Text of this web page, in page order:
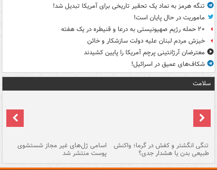
تنگه هرمز به نماد یک تحقیر تاریخی برای آمریکا تبدیل شد!
ماموریت در حال پایان است!
۲۰ حمله رژیم صهیونیستی به درعا و قنیطره در یک هفته
خیزش مردم لبنان علیه دولت سازشکار و خائن
معترضان آرژانتینی پرچم آمریکا را پایین کشیدند
شکاف‌های عمیق در اسرائیل!
سلامت
تنگی انگشتر و کفش در گرما؛ واکنش
طبیعی بدن یا هشدار جدی؟
اسامی ژل‌های غیر مجاز شستشوی
پوست منتشر شد